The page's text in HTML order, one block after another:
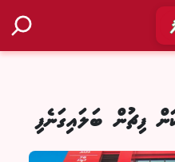
ފިޗުން ބަލައިގަނެފި